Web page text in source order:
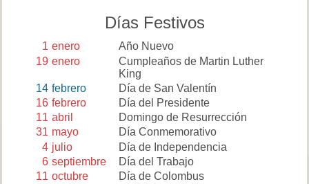
Días Festivos
1 enero
Año Nuevo
19 enero
Cumpleaños de Martin Luther
King
14 febrero
Día de San Valentín
16 febrero
Día del Presidente
11 abril
Domingo de Resurrección
31 mayo
Día Conmemorativo
4 julio
Día de Independencia
6 septiembre
Día del Trabajo
11 octubre
Día de Colombus